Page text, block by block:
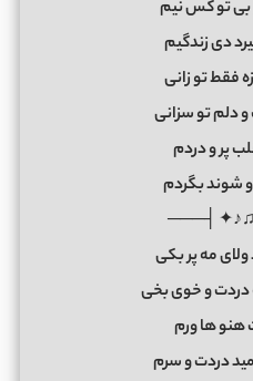
بی تو کس نیم
دی زندگیم
فقط تو زانی
دلم تو سزانی
پر و دردم
شوند بگردم
───├
مه پر بکی
دردت و خوی بخی
هنو ها ورم
دردت و سرم